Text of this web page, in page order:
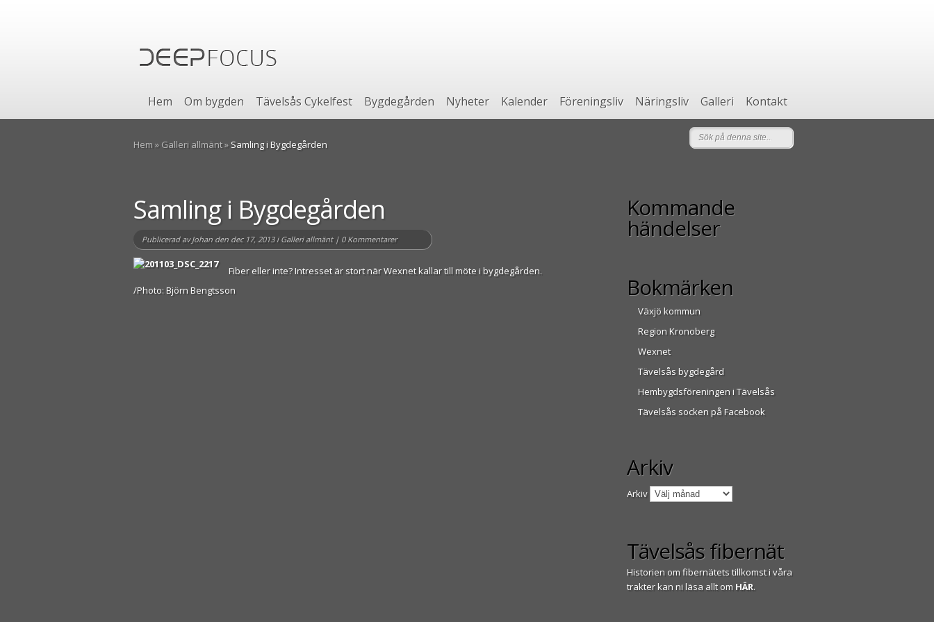
Hem Om bygden Tävelsås Cykelfest Bygdegården Nyheter Kalender Föreningsliv Näringsliv Galleri Kontakt
Hem » Galleri allmänt» Samling i Bygdegården
Samling i Bygdegården
Publicerad avJohan den dec 17, 2013 i Galleri allmänt| 0 Kommentarer
Fiber eller inte? Intresset är stort när Wexnet kallar till möte i bygdegården.
/Photo: Björn Bengtsson
Kommande
händelser
Bokmärken
Växjö kommun
Region Kronoberg
Wexnet
Tävelsås bygdegård
Hembygdsföreningen i Tävelsås
Tävelsås socken på Facebook
Arkiv
Arkiv
Tävelsås fibernät
Historien om fibernätets tillkomst i våra
trakter kan ni läsa allt om HÄR.